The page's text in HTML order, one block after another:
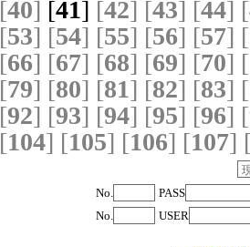
[40] [41] [42] [43] [44] [
[53] [54] [55] [56] [57] [
[66] [67] [68] [69] [70] [
[79] [80] [81] [82] [83] [
[92] [93] [94] [95] [96] [
[104] [105] [106] [107]
No.
PASS
No.
USER